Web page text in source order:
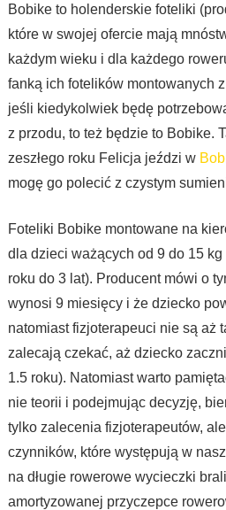
Bobike to holenderskie foteliki
które w swojej ofercie mają
każdym wieku i dla każdego
fanką ich fotelików montowanych
jeśli kiedykolwiek będę
z przodu, to też będzie to Bobike.
zeszłego roku Felicja jeździ w
mogę go polecić z czystym
Foteliki Bobike montowane na
dla dzieci ważących od 9 do 15
roku do 3 lat). Producent mówi o
wynosi 9 miesięcy i że dziecko
natomiast fizjoterapeuci nie są aż
zalecają czekać, aż dziecko
1.5 roku). Natomiast warto
nie teorii i podejmując decyzję,
tylko zalecenia fizjoterapeutów,
czynników, które występują w
na długie rowerowe wycieczki
amortyzowanej przyczepce